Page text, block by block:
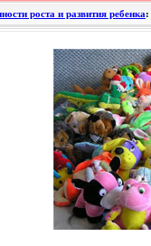
роста и развития ребенка: